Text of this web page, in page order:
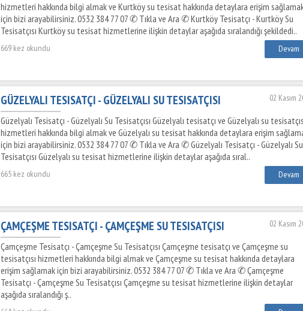
hizmetleri hakkında bilgi almak ve Kurtköy su tesisat hakkında detaylara erişim
için bizi arayabilirsiniz. 0532 384 77 07 ✆ Tıkla ve Ara ✆ Kurtköy Tesisatçı - Kurtköy Su
Tesisatçısı Kurtköy su tesisat hizmetlerine ilişkin detaylar aşağıda sıralandığı şekildedi..
669 kez okundu Devam
02 Kasım
GÜZELYALI TESISATÇI - GÜZELYALI SU TESISATÇISI
Güzelyalı Tesisatçı - Güzelyalı Su Tesisatçısı Güzelyalı tesisatçı ve Güzelyalı su
hizmetleri hakkında bilgi almak ve Güzelyalı su tesisat hakkında detaylara erişim
için bizi arayabilirsiniz. 0532 384 77 07 ✆ Tıkla ve Ara ✆ Güzelyalı Tesisatçı - Güzelyalı Su
Tesisatçısı Güzelyalı su tesisat hizmetlerine ilişkin detaylar aşağıda sıral..
665 kez okundu Devam
02 Kasım
ÇAMÇEŞME TESISATÇI - ÇAMÇEŞME SU TESISATÇISI
Çamçeşme Tesisatçı - Çamçeşme Su Tesisatçısı Çamçeşme tesisatçı ve Çamçeşme su
tesisatçısı hizmetleri hakkında bilgi almak ve Çamçeşme su tesisat hakkında detaylara
erişim sağlamak için bizi arayabilirsiniz. 0532 384 77 07 ✆ Tıkla ve Ara ✆ Çamçeşme
Tesisatçı - Çamçeşme Su Tesisatçısı Çamçeşme su tesisat hizmetlerine ilişkin detaylar
aşağıda sıralandığı ş..